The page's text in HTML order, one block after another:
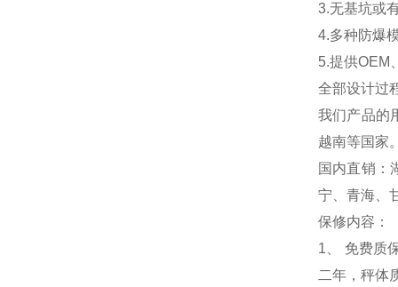
3.无基坑或
4.多种防爆
5.提供OEM
全部设计过
我们产品的
越南等国家
国内直销：
宁、青海、
保修内容：
1 、 免费
二年，秤体